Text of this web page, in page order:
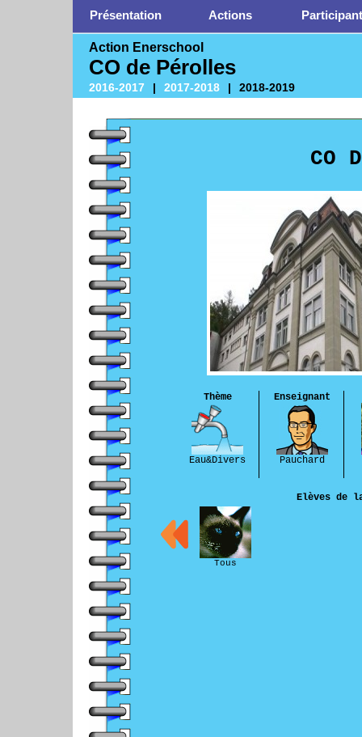
Présentation Actions
Action Enerschool
CO de Pérolles
2016-2017 | 2017-2018 | 2018-2019
CO
Thème
Eau&Divers
Enseignant
Pauchard
Elèves de
Tous